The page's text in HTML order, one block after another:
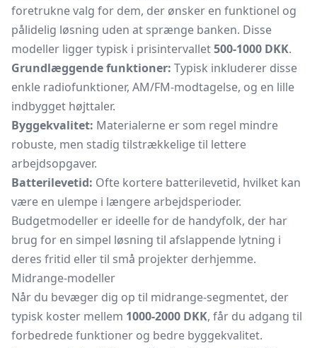
foretrukne valg for dem, der ønsker en funktionel og
pålidelig løsning uden at sprænge banken. Disse
modeller ligger typisk i prisintervallet500-1000 DKK.
Grundlæggende funktioner: Typisk inkluderer disse
enkle radiofunktioner, AM/FM-modtagelse, og en lille
indbygget højttaler.
Byggekvalitet: Materialerne er som regel mindre
robuste, men stadig tilstrækkelige til lettere
arbejdsopgaver.
Batterilevetid: Ofte kortere batterilevetid, hvilket kan
være en ulempe i længere arbejdsperioder.
Budgetmodeller er ideelle for de handyfolk, der har
brug for en simpel løsning til afslappende lytning i
deres fritid eller til små projekter derhjemme.
Midrange-modeller
Når du bevæger dig op til midrange-segmentet, der
typisk koster mellem 1000-2000 DKK, får du adgang til
forbedrede funktioner og bedre byggekvalitet.